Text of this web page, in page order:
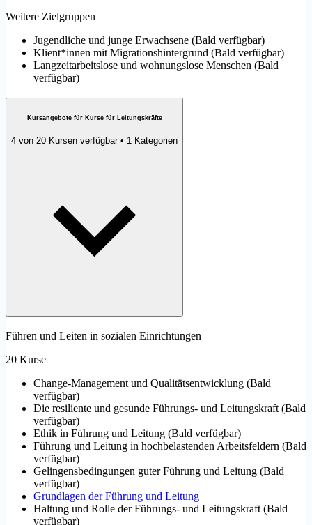
Weitere Zielgruppen
Jugendliche und junge Erwachsene (Bald verfügbar)
Klient*innen mit Migrationshintergrund (Bald verfügbar)
Langzeitarbeitslose und wohnungslose Menschen (Bald
verfügbar)
Kursangebote für Kurse für Leitungskräfte
4 von 20 Kursen verfügbar • 1 Kategorien
Führen und Leiten in sozialen Einrichtungen
20 Kurse
Change-Management und Qualitätsentwicklung (Bald
verfügbar)
Die resiliente und gesunde Führungs- und Leitungskraft (Bald
verfügbar)
Ethik in Führung und Leitung (Bald verfügbar)
Führung und Leitung in hochbelastenden Arbeitsfeldern (Bald
verfügbar)
Gelingensbedingungen guter Führung und Leitung (Bald
verfügbar)
Grundlagen der Führung und Leitung
Haltung und Rolle der Führungs- und Leitungskraft (Bald
verfügbar)